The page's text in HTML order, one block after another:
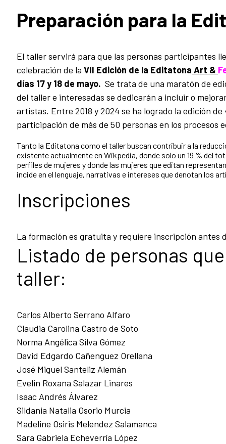
Preparación para la
El taller servirá para que las personas participantes
celebración de la VII Edición de la Editatona Art &
días 17 y 18 de mayo. Se trata de una maratón de
del taller e interesadas se dedicarán a incluir o
artistas. Entre 2018 y 2024 se ha logrado la edición
participación de más de 50 personas en los procesos
Tanto la Editatona como el taller buscan contribuir a la
existente actualmente en Wikpedia, donde solo un 19 % del
perfiles de mujeres y donde las mujeres que editan
incide en el lenguaje, narrativas e intereses que denotan los
Inscripciones
La formación es gratuita y requiere inscripción antes
Listado de personas
taller:
Carlos Alberto Serrano Alfaro
Claudia Carolina Castro de Soto
Norma Angélica Silva Gómez
David Edgardo Cañenguez Orellana
José Miguel Santeliz Alemán
Evelin Roxana Salazar Linares
Isaac Andrés Álvarez
Sildania Natalia Osorio Murcia
Madeline Osiris Melendez Salamanca
Sara Gabriela Echeverría López